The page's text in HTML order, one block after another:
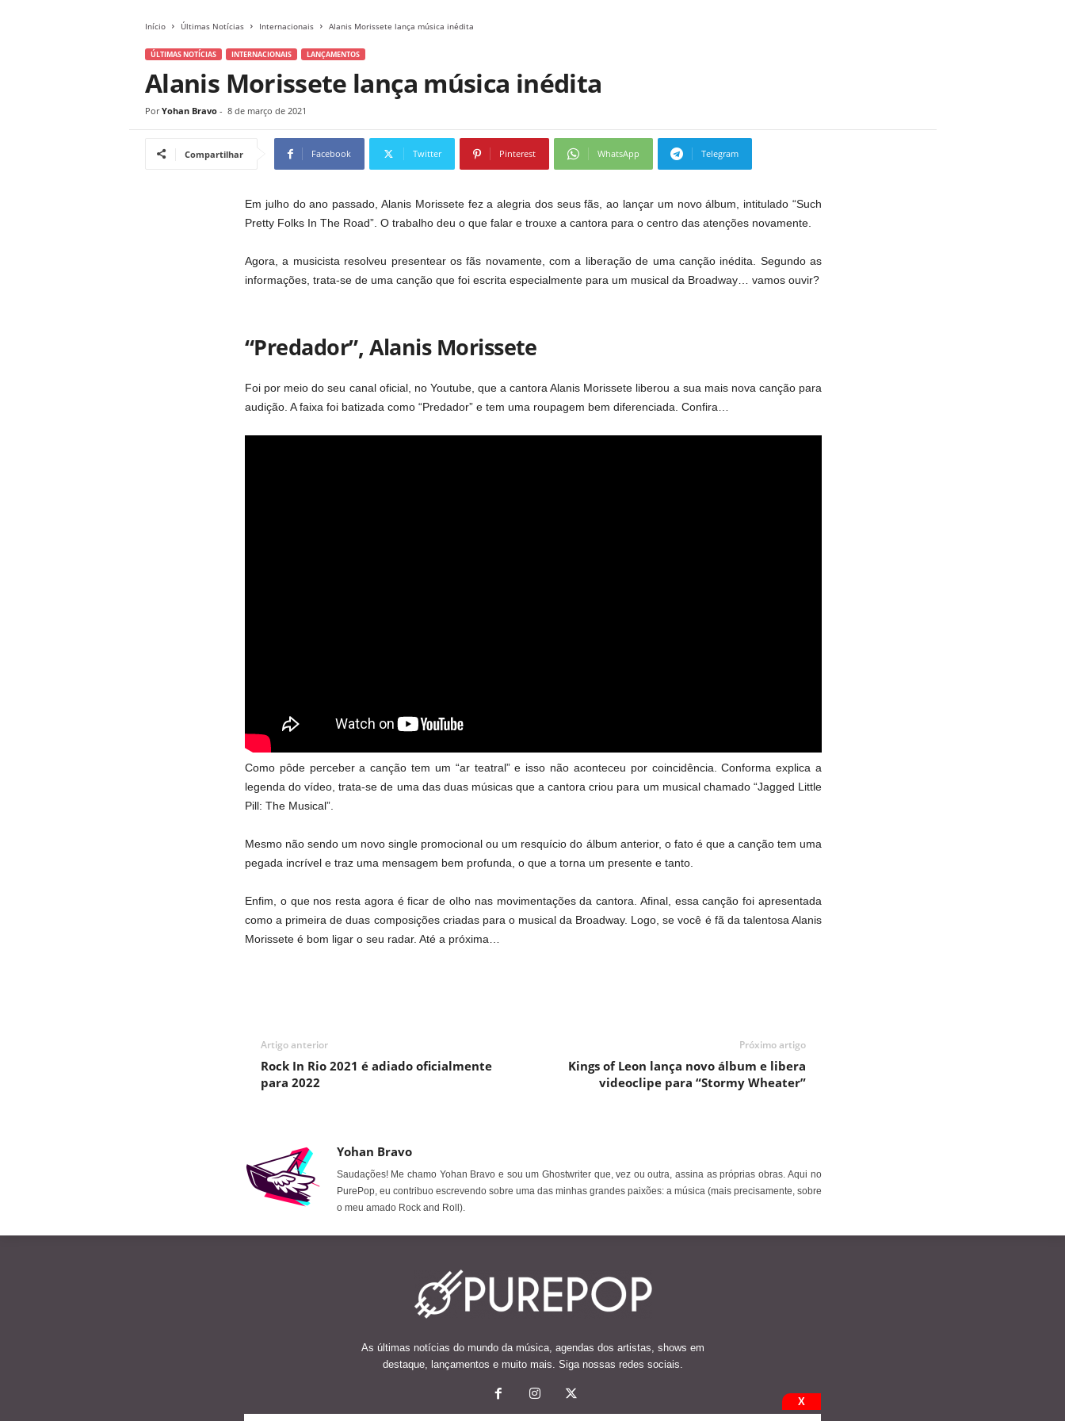
Início Últimas Notícias Internacionais Alanis Morissete lança música inédita
ÚLTIMAS NOTÍCIAS INTERNACIONAIS LANÇAMENTOS
Alanis Morissete lança música inédita
Por Yohan Bravo - 8 de março de 2021
Compartilhar Facebook Twitter Pinterest WhatsApp Telegram
Em julho do ano passado, Alanis Morissete fez a alegria dos seus fãs, ao lançar um novo álbum, intitulado “Such
Pretty Folks In The Road”. O trabalho deu o que falar e trouxe a cantora para o centro das atenções novamente.
Agora, a musicista resolveu presentear os fãs novamente, com a liberação de uma canção inédita. Segundo as
informações, trata-se de uma canção que foi escrita especialmente para um musical da Broadway… vamos ouvir?
“Predador”, Alanis Morissete
Foi por meio do seu canal oficial, no Youtube, que a cantora Alanis Morissete liberou a sua mais nova canção para
audição. A faixa foi batizada como “Predador” e tem uma roupagem bem diferenciada. Confira…
Como pôde perceber a canção tem um “ar teatral” e isso não aconteceu por coincidência. Conforma explica a
legenda do vídeo, trata-se de uma das duas músicas que a cantora criou para um musical chamado “Jagged Little
Pill: The Musical”.
Mesmo não sendo um novo single promocional ou um resquício do álbum anterior, o fato é que a canção tem uma
pegada incrível e traz uma mensagem bem profunda, o que a torna um presente e tanto.
Enfim, o que nos resta agora é ficar de olho nas movimentações da cantora. Afinal, essa canção foi apresentada
como a primeira de duas composições criadas para o musical da Broadway. Logo, se você é fã da talentosa Alanis
Morissete é bom ligar o seu radar. Até a próxima…
Artigo anterior
Rock In Rio 2021 é adiado oficialmente
para 2022
Próximo artigo
Kings of Leon lança novo álbum e libera
videoclipe para “Stormy Wheater”
Yohan Bravo
Saudações! Me chamo Yohan Bravo e sou um Ghostwriter que, vez ou outra, assina as próprias obras. Aqui no
PurePop, eu contribuo escrevendo sobre uma das minhas grandes paixões: a música (mais precisamente, sobre
o meu amado Rock and Roll).
As últimas notícias do mundo da música, agendas dos artistas, shows em
destaque, lançamentos e muito mais. Siga nossas redes sociais.
X